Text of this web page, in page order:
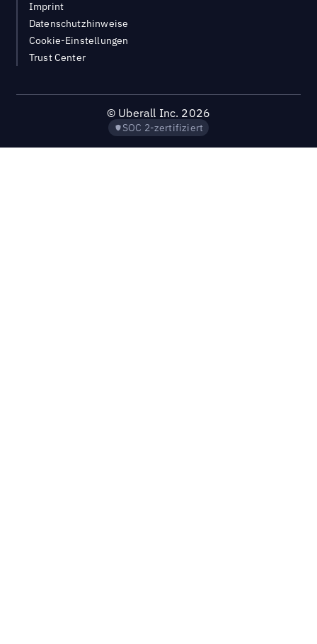
Imprint
Datenschutzhinweise
Cookie-Einstellungen
Trust Center
© Uberall Inc. 2026
SOC 2-zertifiziert